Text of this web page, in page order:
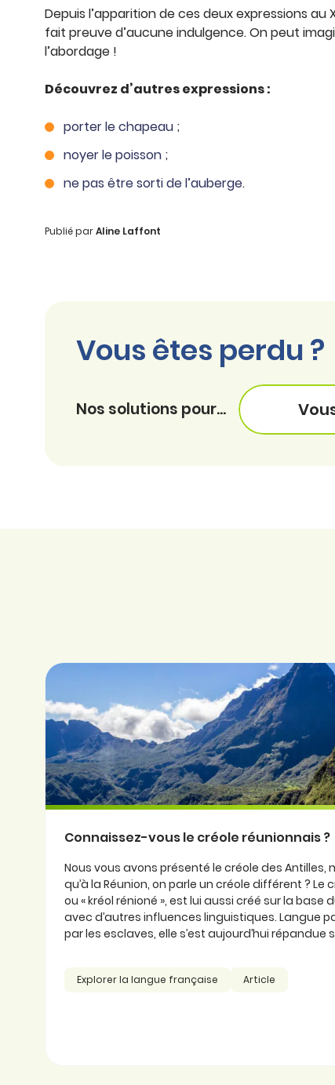
Depuis l’apparition de ces deux expressions au
fait preuve d’aucune indulgence. On peut
l’abordage !
Découvrez d’autres expressions :
porter le chapeau ;
noyer le poisson ;
ne pas être sorti de l’auberge.
Publié parAline Laffont
Vous êtes perdu ?
Nos solutions pour...
Connaissez-vous le créole réunionnais ?
Nous vous avons présenté le créole des Antilles,
qu’à la Réunion, on parle un créole différent ? Le
ou « kréol rénioné », est lui aussi créé sur la base
avec d’autres influences linguistiques. Langue
par les esclaves, elle s’est aujourd’hui répandue
Explorer la langue française Article